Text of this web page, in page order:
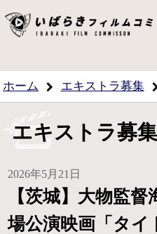
ホーム エキストラ募集
エキストラ募集
2026年5月21日
【茨城】大物監
場公演映画「タイ